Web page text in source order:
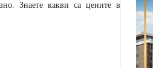
Знаете какви са цените в